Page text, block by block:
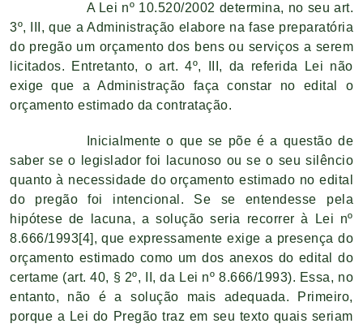
A Lei nº 10.520/2002 determina, no seu art.
3º, III, que a Administração elabore na fase preparatória
do pregão um orçamento dos bens ou serviços a serem
licitados. Entretanto, o art. 4º, III, da referida Lei não
exige que a Administração faça constar no edital o
orçamento estimado da contratação.
Inicialmente o que se põe é a questão de
saber se o legislador foi lacunoso ou se o seu silêncio
quanto à necessidade do orçamento estimado no edital
do pregão foi intencional. Se se entendesse pela
hipótese de lacuna, a solução seria recorrer à Lei nº
8.666/1993[4] , que expressamente exige a presença do
orçamento estimado como um dos anexos do edital do
certame (art. 40, § 2º, II, da Lei nº 8.666/1993). Essa, no
entanto, não é a solução mais adequada. Primeiro,
porque a Lei do Pregão traz em seu texto quais seriam